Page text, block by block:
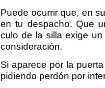
Puede ocurrir que, en
en tu despacho. Que
culo de la silla exige
consideración.
Si aparece por la
pidiendo perdón por